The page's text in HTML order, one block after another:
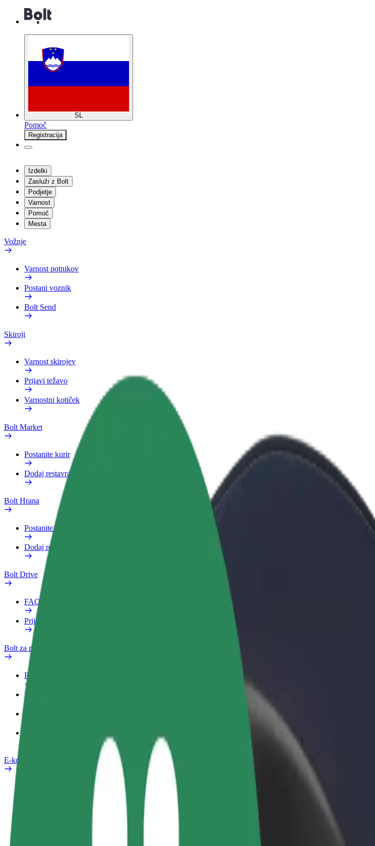
SL
Pomoč
Registracija
Izdelki
Zasluži z Bolt
Podjetje
Varnost
Pomoč
Mesta
Vožnje
Varnost potnikov
Postani voznik
Bolt Send
Skiroji
Varnost skirojev
Prijavi težavo
Varnostni kotiček
Bolt Market
Postanite kurir
Dodaj restavracijo ali trgovino
Bolt Hrana
Postanite kurir
Dodaj restavracijo ali trgovino
Bolt Drive
FAQ
Prijavi vozilo
Bolt za podjetja
Prednosti
Poslovni profil
E-kolesa